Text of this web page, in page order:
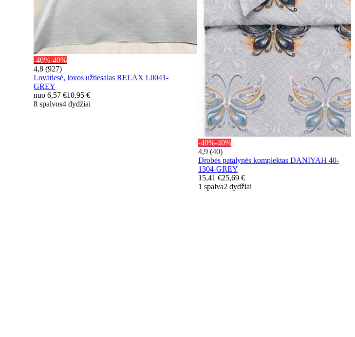
-40%-40%
4,8 (927)
Lovatiesė, lovos užtiesalas RELAX L0041-
GREY
nuo 6,57 €10,95 €
8 spalvos4 dydžiai
-40%-40%
4,9 (40)
Drobės patalynės komplektas DANIYAH 40-
1304-GREY
15,41 €25,69 €
1 spalva2 dydžiai